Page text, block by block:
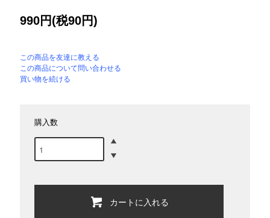
990円(税90円)
この商品を友達に教える
この商品について問い合わせる
買い物を続ける
購入数
カートに入れる